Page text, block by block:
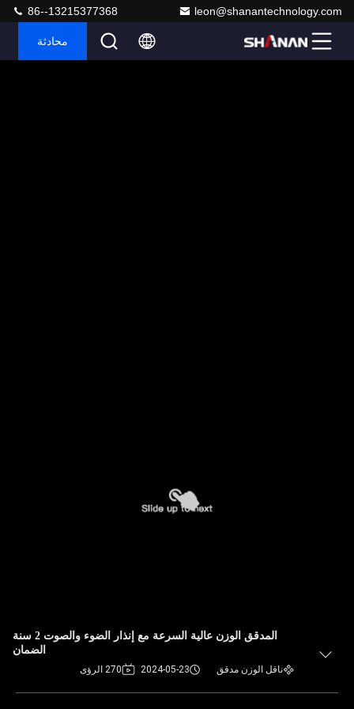
leon@shanantechnology.com
86--13215377368
محادثة
المدقق الوزن عالية السرعة مع إنذار الضوء والصوت 2 سنة
الضمان
ناقل الوزن مدقق 2024-05-23 270 الرؤى